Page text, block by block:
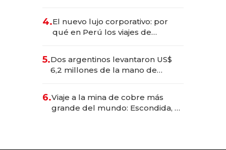
4.El nuevo lujo corporativo: por
qué en Perú los viajes de
para convertirse en experiencias
transformadoras
5.Dos argentinos levantaron US$
6,2 millones de la mano de
6.Viaje a la mina de cobre más
grande del mundo: Escondida, el